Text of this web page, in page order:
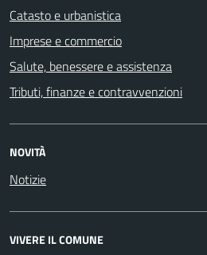
Catasto e urbanistica
Imprese e commercio
Salute, benessere e assistenza
Tributi, finanze e contravvenzioni
NOVITÀ
Notizie
VIVERE IL COMUNE